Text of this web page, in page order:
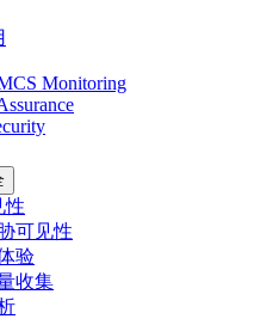
Monitoring
性
可见性
验
收集